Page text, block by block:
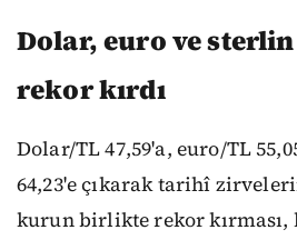
Dolar, euro ve
rekor kırdı
Dolar/TL 47,59'a, euro/TL
64,23'e çıkarak tarihî
kurun birlikte rekor